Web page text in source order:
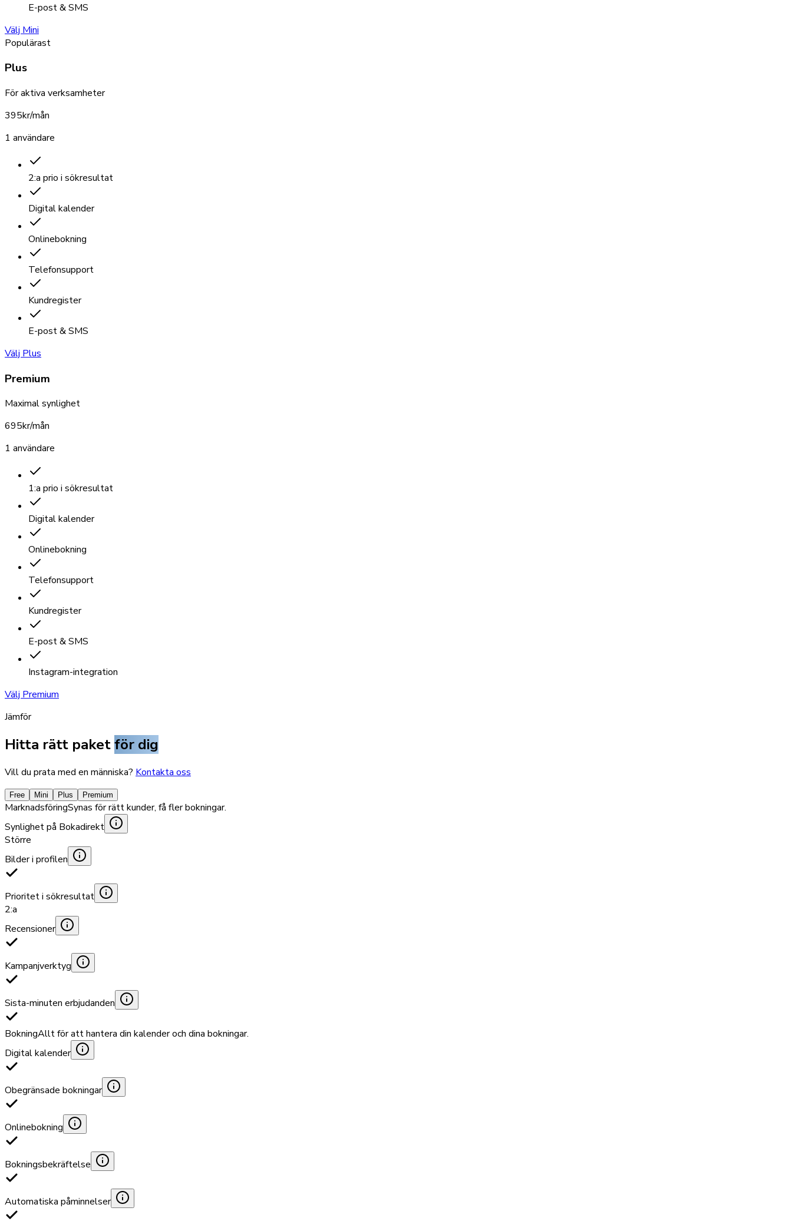
E-post & SMS
Välj Mini
Populärast
Plus
För aktiva verksamheter
395kr/mån
1 användare
2:a prio i sökresultat
Digital kalender
Onlinebokning
Telefonsupport
Kundregister
E-post & SMS
Välj Plus
Premium
Maximal synlighet
695kr/mån
1 användare
1:a prio i sökresultat
Digital kalender
Onlinebokning
Telefonsupport
Kundregister
E-post & SMS
Instagram-integration
Välj Premium
Jämför
Hitta rätt paketför dig
Vill du prata med en människa? Kontakta oss
Free Mini Plus Premium
MarknadsföringSynas för rätt kunder, få fler bokningar.
Synlighet på Bokadirekt
Större
Bilder i profilen
Prioritet i sökresultat
2:a
Recensioner
Kampanjverktyg
Sista-minuten erbjudanden
BokningAllt för att hantera din kalender och dina bokningar.
Digital kalender
Obegränsade bokningar
Onlinebokning
Bokningsbekräftelse
Automatiska påminnelser